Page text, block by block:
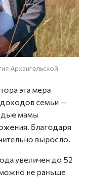
Архангельской
эта мера
доходов семьи —
мамы
Благодаря
выросло.
увеличен до 52
не раньше